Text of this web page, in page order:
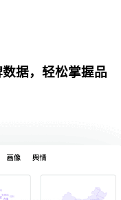
据，轻松掌握品